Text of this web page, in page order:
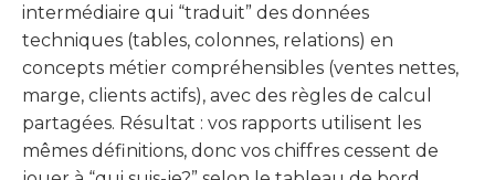
intermédiaire qui “traduit” des données
techniques (tables, colonnes, relations) en
concepts métier compréhensibles (ventes nettes,
marge, clients actifs), avec des règles de calcul
partagées. Résultat : vos rapports utilisent les
mêmes définitions, donc vos chiffres cessent de